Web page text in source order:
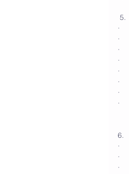
5.
·
·
·
·
·
·
·
·
6.
·
·
·